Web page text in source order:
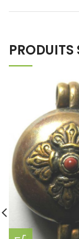
PRODUITS